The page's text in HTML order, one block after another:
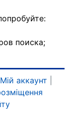
поиска;
Мій аккаунт